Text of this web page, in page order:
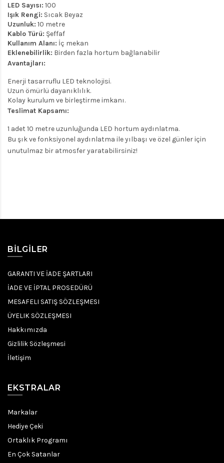
LED Sayısı: 100
Işık Rengi: Sıcak Beyaz
Uzunluk: 10 metre
Kablo Türü: Şeffaf
Kullanım Alanı: İç mekan
Eklenebilirlik: Birden fazla hortum bağlanabilir
Avantajları:
Enerji tasarruflu LED teknolojisi.
Uzun ömürlü dayanıklılık.
Kolay kurulum ve birleştirme imkanı.
Teslimat Kapsamı:
1 adet 10 metre uzunluğunda LED hortum aydınlatma.
Bu şık ve fonksiyonel aydınlatma ile yılbaşı ve özel günler için
unutulmaz bir atmosfer yaratabilirsiniz!
BILGILER
GARANTI VE İADE ŞARTLARI
İADE VE İPTAL PROSEDÜRÜ
MESAFELI SATIŞ SÖZLEŞMESI
ÜYELIK SÖZLEŞMESI
Hakkımızda
Gizlilik Sözleşmesi
İletişim
EKSTRALAR
Markalar
Hediye Çeki
Ortaklık Programı
En Çok Satanlar